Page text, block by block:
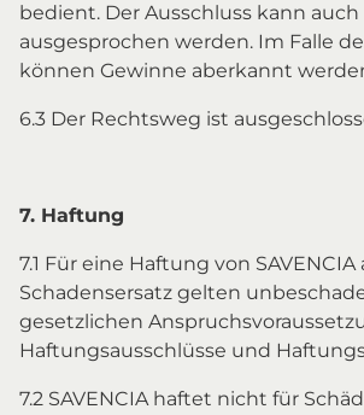
bedient. Der Ausschluss kann
ausgesprochen werden. Im Falle
können Gewinne aberkannt
6.3 Der Rechtsweg ist
7. Haftung
7.1 Für eine Haftung von SAVENCIA
Schadensersatz gelten
gesetzlichen
Haftungsausschlüsse und
7.2 SAVENCIA haftet nicht für